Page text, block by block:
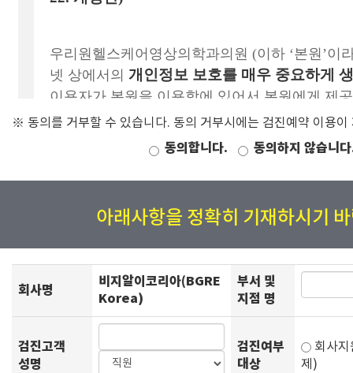
※ 동의를 거부할 수 있습니다. 동의 거부시에는 검진예약 이용이
동의합니다. 동의하지 않습니
아래사항을 정확히 기재하시기
회사명
비지알이코리아(BGRE
Korea)
부서 및
지점 명
검진고객
성명
검진여부
대상
회사
제)